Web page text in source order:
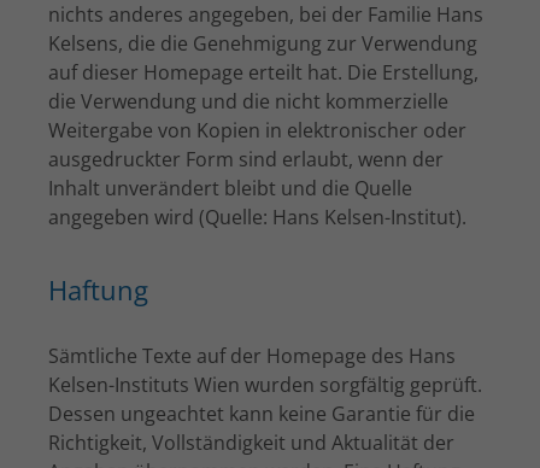
nichts anderes angegeben, bei der Familie Hans
Kelsens, die die Genehmigung zur Verwendung
auf dieser Homepage erteilt hat. Die Erstellung,
die Verwendung und die nicht kommerzielle
Weitergabe von Kopien in elektronischer oder
ausgedruckter Form sind erlaubt, wenn der
Inhalt unverändert bleibt und die Quelle
angegeben wird (Quelle: Hans Kelsen-Institut).
Haftung
Sämtliche Texte auf der Homepage des Hans
Kelsen-Instituts Wien wurden sorgfältig geprüft.
Dessen ungeachtet kann keine Garantie für die
Richtigkeit, Vollständigkeit und Aktualität der